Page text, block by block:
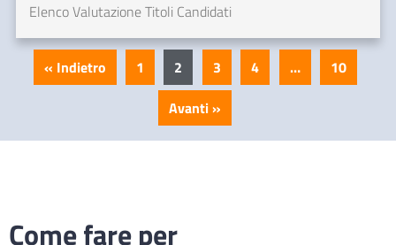
Elenco Valutazione Titoli Candidati
« Indietro 1 2 3 4 …
10
Avanti »
Come fare per